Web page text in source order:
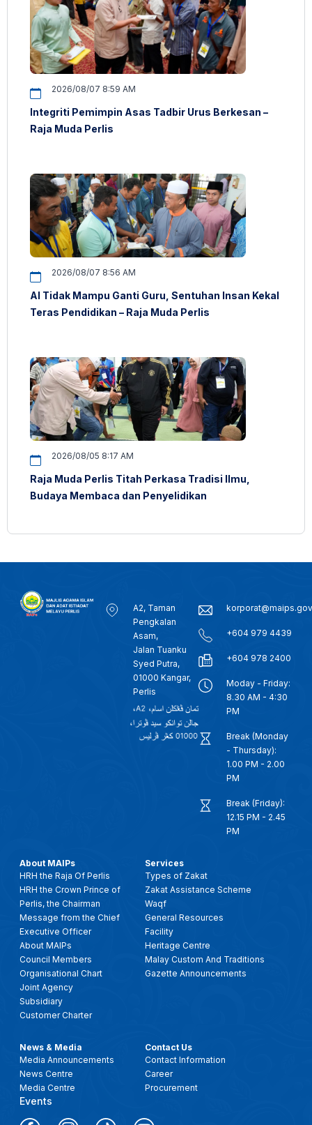
2026/08/07 8:59 AM
Integriti Pemimpin Asas Tadbir Urus Berkesan –
Raja Muda Perlis
2026/08/07 8:56 AM
AI Tidak Mampu Ganti Guru, Sentuhan Insan Kekal
Teras Pendidikan – Raja Muda Perlis
2026/08/05 8:17 AM
Raja Muda Perlis Titah Perkasa Tradisi Ilmu,
Budaya Membaca dan Penyelidikan
A2, Taman
Pengkalan
Asam,
Jalan Tuanku
Syed Putra,
01000 Kangar,
Perlis
+604 979 4439
+604 978 2400
Moday - Friday:
8.30 AM - 4:30
PM
Break (Monday
- Thursday):
1.00 PM - 2.00
PM
Break (Friday):
12.15 PM - 2.45
PM
About MAIPs
HRH the Raja Of Perlis
HRH the Crown Prince of
Perlis, the Chairman
Message from the Chief
Executive Officer
About MAIPs
Council Members
Organisational Chart
Joint Agency
Subsidiary
Customer Charter
Services
Types of Zakat
Zakat Assistance Scheme
Waqf
General Resources
Facility
Heritage Centre
Malay Custom And Traditions
Gazette Announcements
News & Media
Media Announcements
News Centre
Media Centre
Events
Contact Us
Contact Information
Career
Procurement